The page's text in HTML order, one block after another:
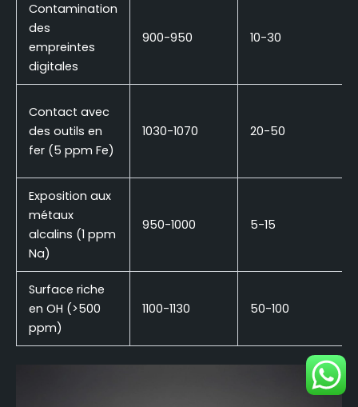
Contamination
des
empreintes
digitales
900-950 10-30
Contact avec
des outils en
fer (5 ppm Fe)
1030-1070 20-50
Exposition aux
métaux
alcalins (1 ppm
Na)
950-1000 5-15
Surface riche
en OH (>500
ppm)
1100-1130 50-100